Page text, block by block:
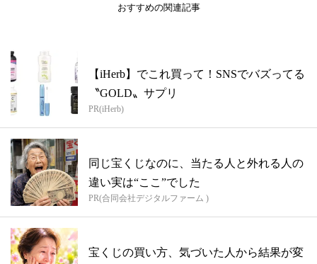
おすすめの関連記事
【iHerb】でこれ買って！SNSでバズってる
〝GOLD〟サプリ
PR(iHerb)
同じ宝くじなのに、当たる人と外れる人の
違い実は“ここ”でした
PR(合同会社デジタルファーム )
宝くじの買い方、気づいた人から結果が変